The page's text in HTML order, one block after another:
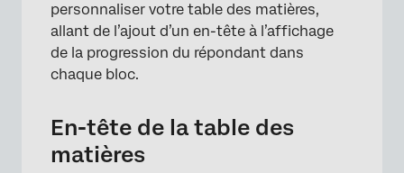
personnaliser votre table des matières,
allant de l’ajout d’un en-tête à l’affichage
de la progression du répondant dans
chaque bloc.
En-tête de la table des
matières